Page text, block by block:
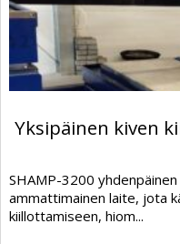
Yksipäinen kiven
SHAMP-3200
ammattimainen laite, jota
kiillottamiseen, hiom...